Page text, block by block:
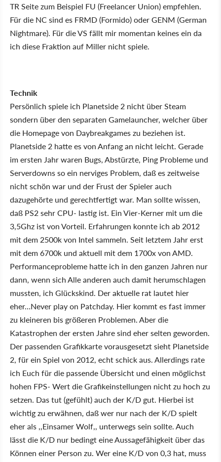
TR Seite zum Beispiel FU (Freelancer Union) empfehlen.
Für die NC sind es FRMD (Formido) oder GENM (German
Nightmare). Für die VS fällt mir momentan keines ein da
ich diese Fraktion auf Miller nicht spiele.
Technik
Persönlich spiele ich Planetside 2 nicht über Steam
sondern über den separaten Gamelauncher, welcher über
die Homepage von Daybreakgames zu beziehen ist.
Planetside 2 hatte es von Anfang an nicht leicht. Gerade
im ersten Jahr waren Bugs, Abstürzte, Ping Probleme und
Serverdowns so ein nerviges Problem, daß es zeitweise
nicht schön war und der Frust der Spieler auch
dazugehörte und gerechtfertigt war. Man sollte wissen,
daß PS2 sehr CPU- lastig ist. Ein Vier-Kerner mit um die
3,5Ghz ist von Vorteil. Erfahrungen konnte ich ab 2012
mit dem 2500k von Intel sammeln. Seit letztem Jahr erst
mit dem 6700k und aktuell mit dem 1700x von AMD.
Performanceprobleme hatte ich in den ganzen Jahren nur
dann, wenn sich Alle anderen auch damit herumschlagen
mussten, ich Glückskind. Der aktuelle rat lautet hier
eher…Never play on Patchday. Hier kommt es fast immer
zu kleineren bis größeren Problemen. Aber die
Katastrophen der ersten Jahre sind eher selten geworden.
Der passenden Grafikkarte vorausgesetzt sieht Planetside
2, für ein Spiel von 2012, echt schick aus. Allerdings rate
ich Euch für die passende Übersicht und einen möglichst
hohen FPS- Wert die Grafikeinstellungen nicht zu hoch zu
setzen. Das tut (gefühlt) auch der K/D gut. Hierbei ist
wichtig zu erwähnen, daß wer nur nach der K/D spielt
eher als ,,Einsamer Wolf,, unterwegs sein sollte. Auch
lässt die K/D nur bedingt eine Aussagefähigkeit über das
Können einer Person zu. Wer eine K/D von 0,3 hat, muss